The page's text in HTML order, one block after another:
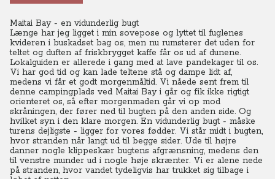
Maitai Bay - en vidunderlig bugt
Længe har jeg ligget i min sovepose og lyttet til fuglenes
kvideren i buskadset bag os, men nu rumsterer det uden for
teltet og duften af friskbrygget kaffe får os ud af dunene.
Lokalguiden er allerede i gang med at lave pandekager til os.
Vi har god tid og kan lade teltene stå og dampe lidt af,
medens vi får et godt morgenmåltid. Vi nåede sent frem til
denne campingplads ved Maitai Bay i går og fik ikke rigtigt
orienteret os, så efter morgenmaden går vi op mod
skråningen, der fører ned til bugten på den anden side. Og
hvilket syn i den klare morgen. En vidunderlig bugt - måske
turens dejligste - ligger for vores fødder. Vi står midt i bugten,
hvor stranden når langt ud til begge sider. Ude til højre
danner nogle klippeskær bugtens afgrænsning, medens den
til venstre munder ud i nogle høje skrænter. Vi er alene nede
på stranden, hvor vandet tydeligvis har trukket sig tilbage i